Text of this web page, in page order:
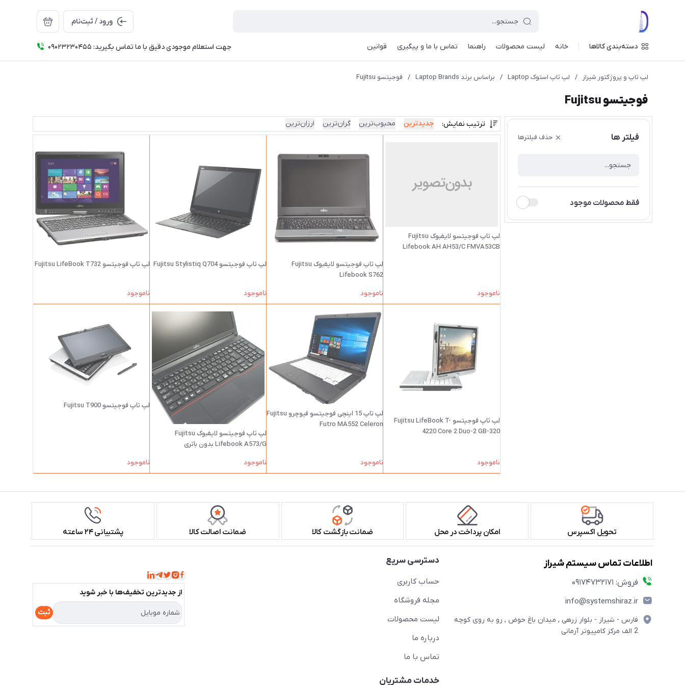
ورود / ثبت‌نام
دسته‌بندی کالاها خانه لیست محصولات راهنما تماس با ما و پیگیری قوانین جهت استعلام موجودی دقیق با ما تماس بگیرید: 09023230455
لپ تاپ و پروژکتور شیراز / لپ تاپ استوک Laptop / براساس برند Laptop Brands / فوجیتسو Fujitsu
فوجیتسو Fujitsu
فیلتر ها حذف فیلترها
فقط محصولات موجود
ترتیب نمایش: جدیدترین محبوب‌ترین گران‌ترین ارزان‌ترین
لپ تاپ فوجیتسو لایفبوک Fujitsu
Lifebook AH AH53/C FMVA53CB
ناموجود
لپ تاپ فوجیتسو لایفبوک Fujitsu
Lifebook S762
ناموجود
لپ تاپ فوجیتسو Fujitsu Stylistiq Q704
ناموجود
لپ تاپ فوجیتسو Fujitsu LifeBook T732
ناموجود
لپ تاپ فوجیتسو Fujitsu LifeBook T-
4220 Core 2 Duo-2 GB-320
ناموجود
لپ تاپ 15 اینچی فوجیتسو فیوچرو Fujitsu
Futro MA552 Celeron
ناموجود
لپ تاپ فوجیتسو لایفبوک Fujitsu
Lifebook A573/G بدون باتری
ناموجود
لپ تاپ فوجیتسو Fujitsu T900
ناموجود
تحویل اکسپرس امکان پرداخت در محل ضمانت بازگشت کالا ضمانت اصالت کالا پشتیبانی ۲۴ ساعته
اطلاعات تماس سیستم شیراز
فروش: 09174732171
info@systemshiraz.ir
فارس - شیراز - بلوار زرهی , میدان باغ حوض , رو به روی کوچه
2 الف مرکز کامپیوتر آرمانی
دسترسی سریع
حساب کاربری
مجله فروشگاه
لیست محصولات
درباره ما
تماس با ما
خدمات مشتریان
از جدید‌ترین تخفیف‌ها با‌ خبر شوید
ثبت